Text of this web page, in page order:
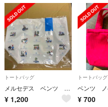
トートバッグ
メルセデス ベンツ トートバッグ
¥ 1,200
トートバッグ
¥ 700